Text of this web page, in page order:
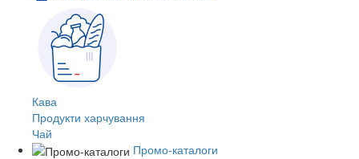
Кава
Продукти харчування
Чай
Промо-каталоги